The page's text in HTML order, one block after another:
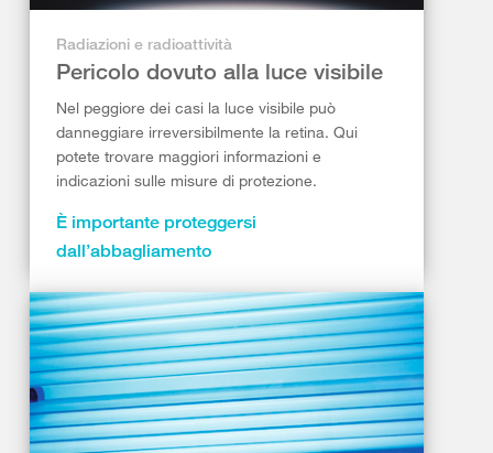
Radiazioni e radioattività
Pericolo dovuto alla luce visibile
Nel peggiore dei casi la luce visibile può
danneggiare irreversibilmente la retina. Qui
potete trovare maggiori informazioni e
indicazioni sulle misure di protezione.
È importante proteggersi
dall’abbagliamento